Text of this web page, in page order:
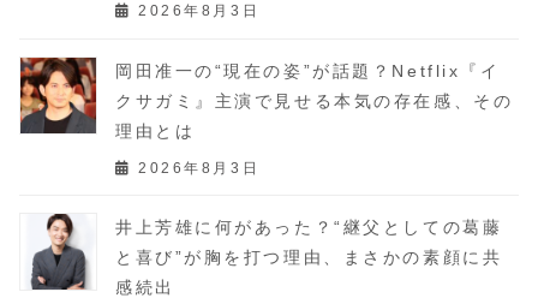
2026年8月3日
岡田准一の“現在の姿”が話題？Netflix『イ
クサガミ』主演で見せる本気の存在感、その
理由とは
2026年8月3日
井上芳雄に何があった？“継父としての葛藤
と喜び”が胸を打つ理由、まさかの素顔に共
感続出